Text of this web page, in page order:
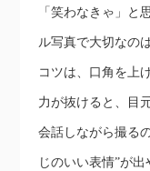
「笑わなきゃ」と
ル写真で大切なの
コツは、口角を上
力が抜けると、目
会話しながら撮る
じのいい表情”が出